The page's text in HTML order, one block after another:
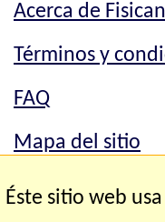
Acerca de
Términos y
FAQ
Mapa del sitio
Mapa del sitio
Éste sitio web